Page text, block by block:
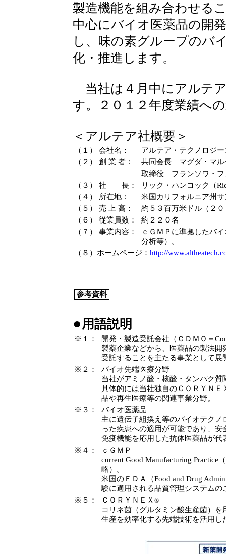
製造機能を組み合わせる
中心にバイオ医薬品の開
し、味の素グループのバ
化・推進します。
当社は４月中にアルテ
す。２０１２年度業績へ
＜アルテア社概要＞
（１） 会社名：
アルテア・テクノロジ
（２）
創 業 者：
共同会長 マグダ・マル
取締役 フランソワ・フ
（３）
社 長： リック・ハンコック
（
（４）
所在地：
米国カリフォルニア州
（５）
売 上 高：
約５３百万米ドル（２
（６）
従業員数：
約２２０名
（７）
事業内容：
ｃＧＭＰに準拠したバ
分析等）。
（８）ホームページ： http://
参考資料
●用語説明
※１： 開発・製造受託会社（ＣＤＭＯ＝
製薬企業などから、医薬品の製法
受託することを主たる事業として展
※２：
バイオ先端医療分野
当社がアミノ酸・核酸・タンパク
具体的には当社独自のＣＯＲＹＮＥ
品や再生医療等の関連事業分野。
※３：
バイオ医薬品
主に遺伝子組換え等のバイオテク
った疾患への適用が可能であり、
免疫機能を応用した抗体医薬品が
※４：
ｃＧＭＰ
current Good Manufacturing Practice
略）。
米国のＦＤＡ（Food and Drug
験に適用される品質管理システムの
※５：
ＣＯＲＹＮＥＸ ®
コリネ菌（グルタミン酸生産菌）
生産を効率化する先端技術を活用し